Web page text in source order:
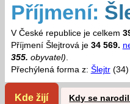
Příjmení:
V České republice je celkem
Příjmení Šlejtrová je 34 569.
355. obyvatel).
Přechýlená forma z: Šlejtr(34)
Kde žijí Kdy se